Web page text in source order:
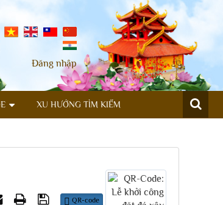
Đăng nhập
XU HƯỚNG TÌM KIẾM
QR-code